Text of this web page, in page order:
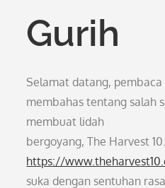
Gurih
Selamat datang,
membahas tentang salah
membuat lidah
bergoyang, The Harvest 10.
https://
suka dengan sentuhan